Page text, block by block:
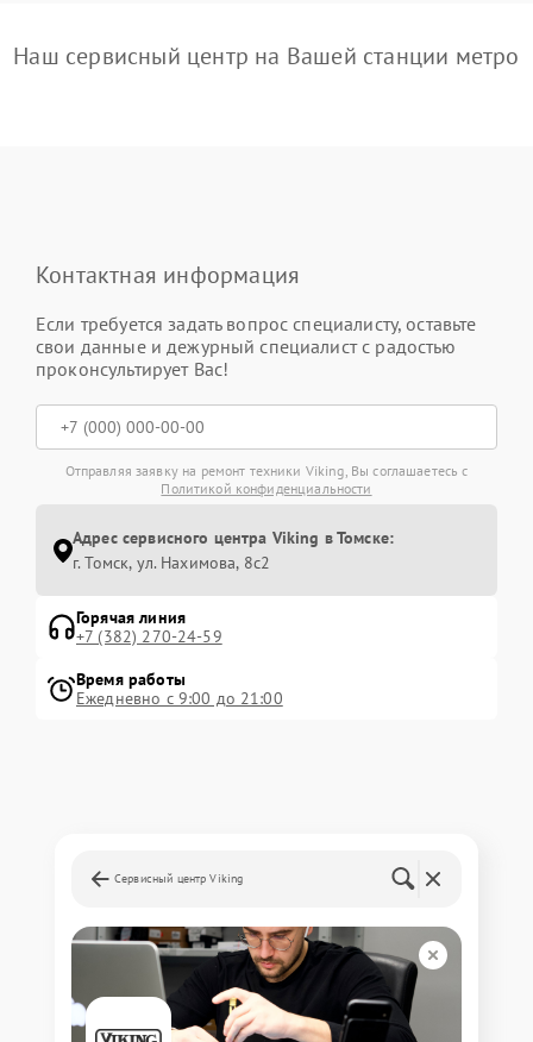
Наш сервисный центр на Вашей станции метро
Контактная информация
Если требуется задать вопрос специалисту, оставьте
свои данные и дежурный специалист с радостью
проконсультирует Вас!
Отправляя заявку на ремонт техники Viking, Вы соглашаетесь с
Политикой конфиденциальности
Адрес сервисного центра Viking в Томске:
г. Томск, ул. Нахимова, 8с2
Горячая линия
+7 (382) 270-24-59
Время работы
Ежедневно с 9:00 до 21:00
Сервисный центр Viking